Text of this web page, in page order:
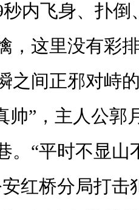
内飞身、扑倒
，这里没有彩
之间正邪对峙
帅”，主人公郭
。“平时不显山
红桥分局打击